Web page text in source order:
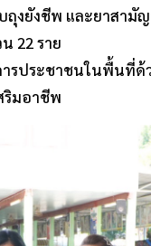
ถุงยังชีพ และยาสา
22 ราย
รประชาชนในพื้นที่ด้
ริมอาชีพ